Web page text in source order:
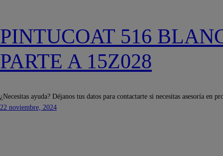
PINTUCOAT 516
PARTE A 15Z028
¿Necesitas ayuda? Déjanos tus datos para contactarte si necesitas asesoría en
22 noviembre, 2024